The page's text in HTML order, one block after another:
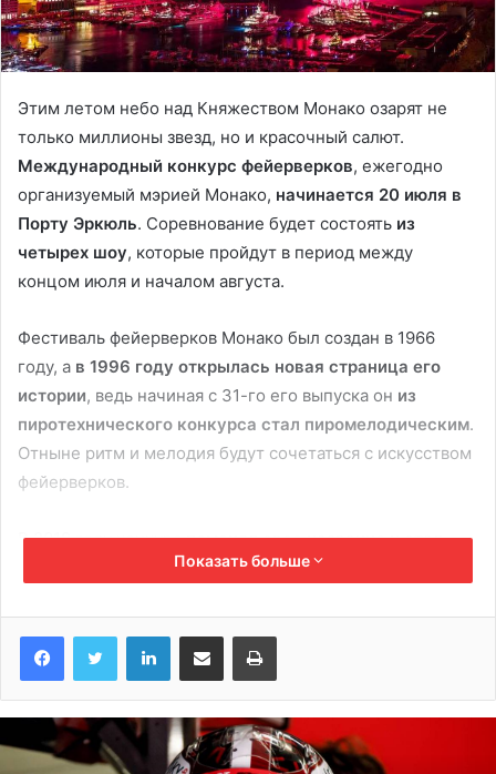
Этим летом небо над Княжеством Монако озарят не
только миллионы звезд, но и красочный салют.
Международный конкурс фейерверков, ежегодно
организуемый мэрией Монако, начинается 20 июля в
Порту Эркюль. Соревнование будет состоять из
четырех шоу, которые пройдут в период между
концом июля и началом августа.
Фестиваль фейерверков Монако был создан в 1966
году, а в 1996 году открылась новая страница его
истории, ведь начиная с 31-го его выпуска он из
пиротехнического конкурса стал пиромелодическим.
Отныне ритм и мелодия будут сочетаться с искусством
фейерверков.
В 2018 году конкурспоменял свое название и стал
(Радуга Монако). Коммунальный
особой значимости с помощью такого нового “имени”,
которое описывает цвета, которые зажгут небо Монако
в течение лета. Кроме того, до и после каждого шоу в
Этот, отмеченный наградами, конкурс — первый в
Показать больше
LinkedInПоделиться по электронной почте Распечатать